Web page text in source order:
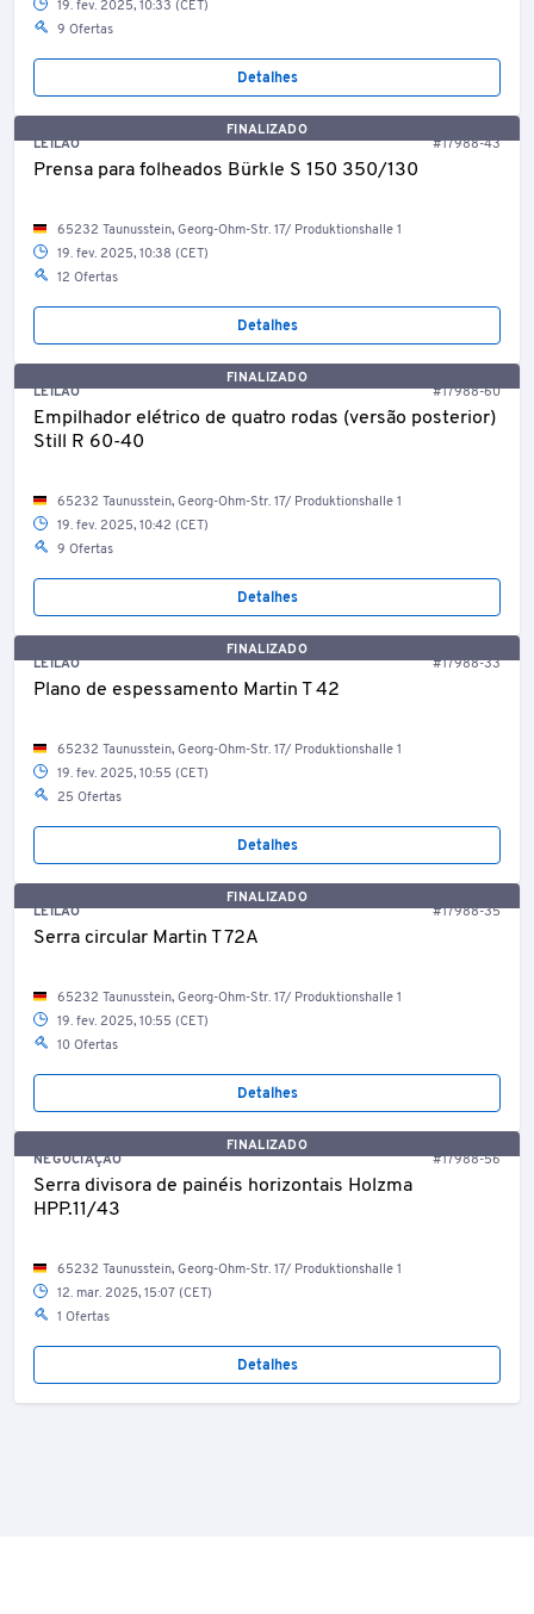
19. fev. 2025, 10:33 (CET)
9 Ofertas
Detalhes
FINALIZADO
LEILÃO
#17988-43
Prensa para folheados Bürkle S 150 350/130
65232 Taunusstein, Georg-Ohm-Str. 17/ Produktionshalle 1
19. fev. 2025, 10:38 (CET)
12 Ofertas
Detalhes
FINALIZADO
LEILÃO
#17988-60
Empilhador elétrico de quatro rodas (versão posterior)
Still R 60-40
65232 Taunusstein, Georg-Ohm-Str. 17/ Produktionshalle 1
19. fev. 2025, 10:42 (CET)
9 Ofertas
Detalhes
FINALIZADO
LEILÃO
#17988-33
Plano de espessamento Martin T 42
65232 Taunusstein, Georg-Ohm-Str. 17/ Produktionshalle 1
19. fev. 2025, 10:55 (CET)
25 Ofertas
Detalhes
FINALIZADO
LEILÃO
#17988-35
Serra circular Martin T 72A
65232 Taunusstein, Georg-Ohm-Str. 17/ Produktionshalle 1
19. fev. 2025, 10:55 (CET)
10 Ofertas
Detalhes
FINALIZADO
NEGOCIAÇÃO
#17988-56
Serra divisora de painéis horizontais Holzma
HPP.11/43
65232 Taunusstein, Georg-Ohm-Str. 17/ Produktionshalle 1
12. mar. 2025, 15:07 (CET)
1 Ofertas
Detalhes